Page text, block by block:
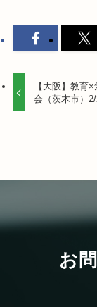
【大阪】教育
会（茨木市）
お